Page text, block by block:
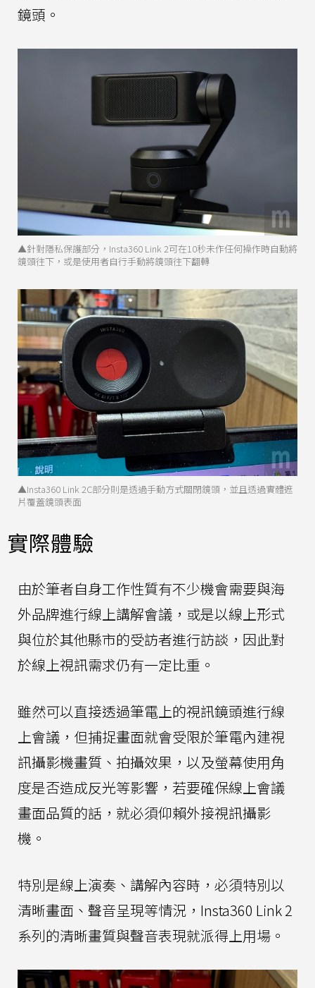
鏡頭。
▲針對隱私保護部分，Insta360 Link 2可在10秒未作任何操作時自動將
鏡頭往下，或是使用者自行手動將鏡頭往下翻轉
▲Insta360 Link 2C部分則是透過手動方式關閉鏡頭，並且透過實體遮
片覆蓋鏡頭表面
實際體驗
由於筆者自身工作性質有不少機會需要與海
外品牌進行線上講解會議，或是以線上形式
與位於其他縣市的受訪者進行訪談，因此對
於線上視訊需求仍有一定比重。
雖然可以直接透過筆電上的視訊鏡頭進行線
上會議，但捕捉畫面就會受限於筆電內建視
訊攝影機畫質、拍攝效果，以及螢幕使用角
度是否造成反光等影響，若要確保線上會議
畫面品質的話，就必須仰賴外接視訊攝影
機。
特別是線上演奏、講解內容時，必須特別以
清晰畫面、聲音呈現等情況，Insta360 Link 2
系列的清晰畫質與聲音表現就派得上用場。